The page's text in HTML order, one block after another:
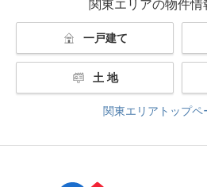
関東エリアの物件情
一戸建て
土 地
関東エリアトップペ